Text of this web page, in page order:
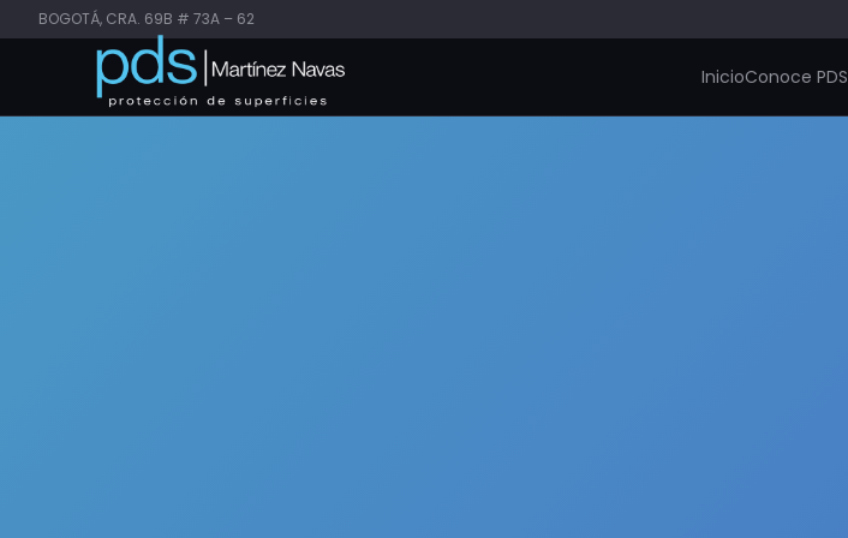
BOGOTÁ, CRA. 69B # 73A – 62
InicioConoce PDS